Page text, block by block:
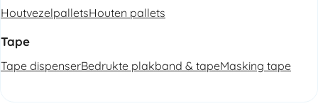
HoutvezelpalletsHouten pallets
Tape
Tape dispenserBedrukte plakband & tapeMasking tape